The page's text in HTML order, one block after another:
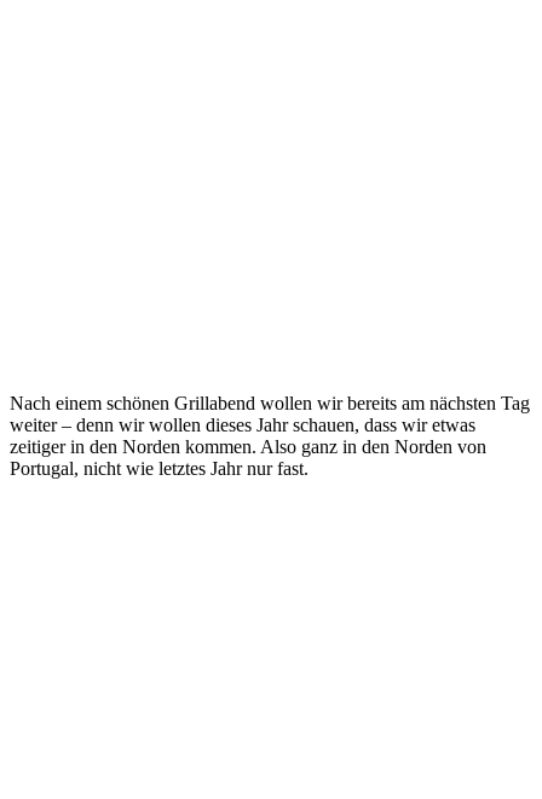
Nach einem schönen Grillabend wollen wir bereits am nächsten Tag
weiter – denn wir wollen dieses Jahr schauen, dass wir etwas
zeitiger in den Norden kommen. Also ganz in den Norden von
Portugal, nicht wie letztes Jahr nur fast.